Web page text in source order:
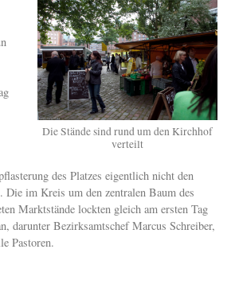
Die Stände sind rund um den Kirchhof
verteilt
des Platzes eigentlich nicht den
Die im Kreis um den zentralen Baum des
Marktstände lockten gleich am ersten Tag
darunter Bezirksamtschef Marcus Schreiber,
Pastoren.